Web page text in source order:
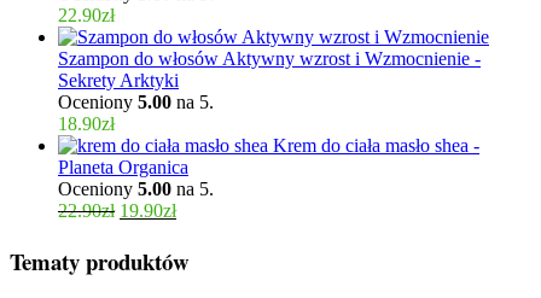
22.90zł
Szampon do włosów Aktywny wzrost i Wzmocnienie -
Sekrety Arktyki
Oceniony 5.00 na 5.
18.90zł
Krem do ciała masło shea -
Planeta Organica
Oceniony 5.00 na 5.
22.90zł 19.90zł
Tematy produktów